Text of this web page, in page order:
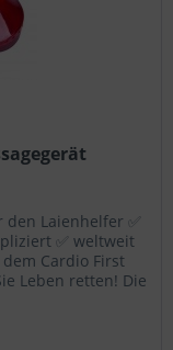
Bedürfnissen
Laienhelfer ✅
✅ weltweit
Cardio First
Leben retten! Die